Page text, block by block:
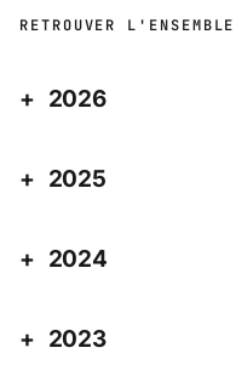
RETROUVER
2026
2025
2024
2023